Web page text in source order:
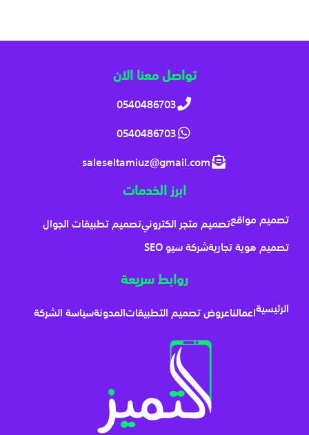
تواصل معنا الان
0540486703
0540486703
saleseltamiuz@gmail.com
ابرز الخدمات
تصميم مواقعتصميم متجر الكترونيتصميم تطبيقات الجوال
تصميم هوية تجاريةشركة سيو SEO
روابط سريعة
الرئيسيةاعمالناعروض تصميم التطبيقاتالمدونةسياسة الشركة